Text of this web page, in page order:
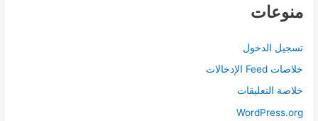
منوعات
تسجيل الدخول
خلاصات Feed الإدخالات
خلاصة التعليقات
WordPress.org